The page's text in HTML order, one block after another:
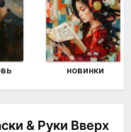
новинки
& Руки Вверх